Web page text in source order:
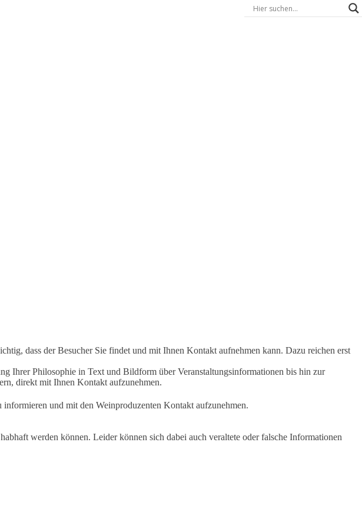
dass der Besucher Sie findet und mit Ihnen Kontakt aufnehmen kann. Dazu reichen erst
Ihrer Philosophie in Text und Bildform über Veranstaltungsinformationen bis hin zur
direkt mit Ihnen Kontakt aufzunehmen.
und mit den Weinproduzenten Kontakt aufzunehmen.
werden können. Leider können sich dabei auch veraltete oder falsche Informationen